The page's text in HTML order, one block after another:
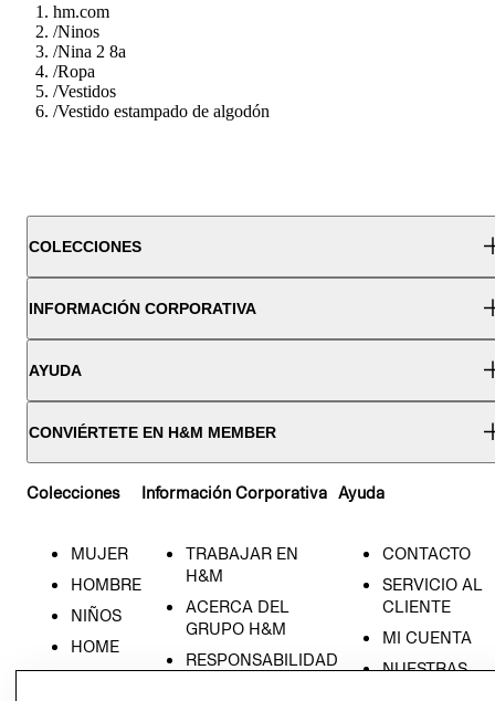
hm.com
/Ninos
/Nina 2 8a
/Ropa
/Vestidos
/Vestido estampado de algodón
COLECCIONES
INFORMACIÓN CORPORATIVA
AYUDA
CONVIÉRTETE EN H&M MEMBER
Colecciones
MUJER
HOMBRE
NIÑOS
HOME
Información Corporativa
TRABAJAR EN
H&M
ACERCA DEL
GRUPO H&M
RESPONSABILIDAD
Ayuda
CONTACTO
SERVICIO AL
CLIENTE
MI CUENTA
NUESTRAS